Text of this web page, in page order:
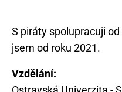
S piráty spolupracuji
Vzdělání: